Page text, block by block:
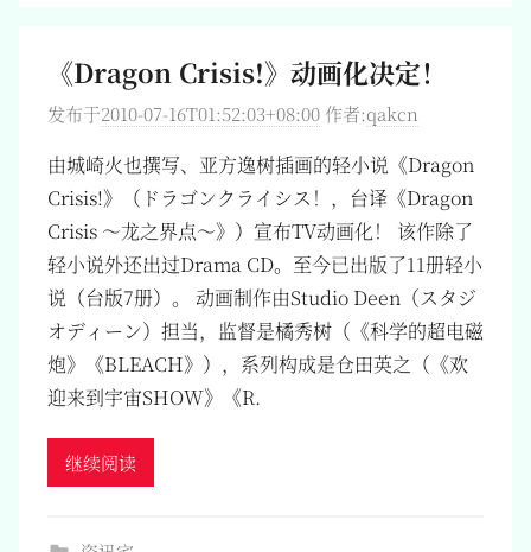
《Dragon Crisis!》动画化决定！
发布于2010-07-16T01:52:03+08:00 作者:qakcn
由城崎火也撰写、亚方逸树插画的轻小说《Dragon
Crisis!》（ドラゴンクライシス！，台译《Dragon
Crisis ～龙之界点～》）宣布TV动画化！ 该作除了
轻小说外还出过Drama CD。至今已出版了11册轻小
说（台版7册）。 动画制作由Studio Deen（スタジ
オディーン）担当，监督是橘秀树（《科学的超电磁
炮》《BLEACH》），系列构成是仓田英之（《欢
迎来到宇宙SHOW》《R.
继续阅读